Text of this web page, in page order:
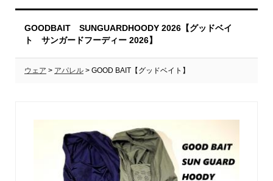
GOODBAIT SUNGUARDHOODY 2026【グッドベイ
ト サンガードフーディー 2026】
ウェア > アパレル > GOOD BAIT【グッドベイト】